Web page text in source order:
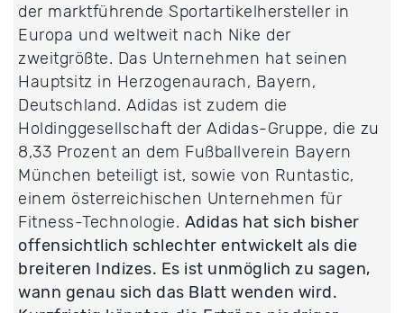
der marktführende Sportartikelhersteller in
Europa und weltweit nach Nike der
zweitgrößte. Das Unternehmen hat seinen
Hauptsitz in Herzogenaurach, Bayern,
Deutschland. Adidas ist zudem die
Holdinggesellschaft der Adidas-Gruppe, die zu
8,33 Prozent an dem Fußballverein Bayern
München beteiligt ist, sowie von Runtastic,
einem österreichischen Unternehmen für
Fitness-Technologie. Adidas hat sich bisher
offensichtlich schlechter entwickelt als die
breiteren Indizes. Es ist unmöglich zu sagen,
wann genau sich das Blatt wenden wird.